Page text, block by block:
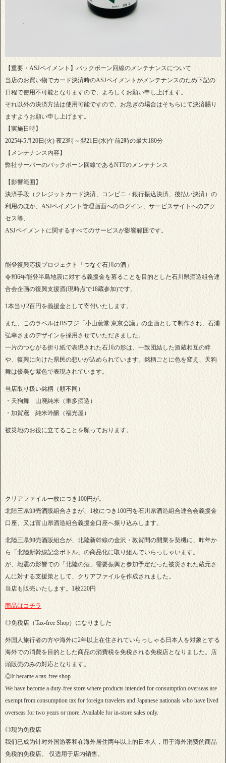
【重要・ASJペイメント】バックボーン回線のメンテナンスについて
当店のお買い物でカード決済時のASJペイメントがメンテナンスのため下記の
日程で使用不可能となりますので、よろしくお願い申し上げます。
それ以外の決済方法は使用可能ですので、お急ぎの場合はそちらにて決済賜り
ますようお願い申し上げます。
【実施日時】
2025年5月20日(火) 夜23時～翌21日(水)午前2時の最大180分
【メンテナンス内容】
弊社サーバーのバックボーン回線であるNTTのメンテナンス
【影響範囲】
決済手段（クレジットカード決済、コンビニ・銀行振込決済、後払い決済）の
利用のほか、ASJペイメント管理画面へのログイン、サービスサイトへのアク
セス等、
ASJペイメントに関するすべてのサービスが影響範囲です。
能登復興応援プロジェクト「つなぐ石川の酒」
令和6年能登半島地震に対する義援金を募ることを目的とした石川県酒造組合連
合会企画の復興支援酒(現時点で18蔵参加)です。
1本当り2百円を義援金として寄付いたします。
また、このラベルはBSフジ「小山薫堂 東京会議」の企画として制作され、石浦
弘幸さまのデザインを採用させていただきました。
一片のつながる折り紙で表現された石川の形は、一致団結した酒蔵相互の絆
や、復興に向けた県民の想いが込められています。銘柄ごとに色を変え、天狗
舞は優美な紫色で表現されています。
当店取り扱い銘柄（順不同）
・天狗舞 山廃純米（車多酒造）
・加賀鳶 純米吟醸（福光屋）
被災地のお役に立てることを願っております。
クリアファイル一枚につき100円が。
北陸三県卸売酒販組合さまが、1枚につき100円を石川県酒造組合連合会義援金
口座、又は富山県酒造組合義援金口座へ振り込みします。
北陸三県卸売酒販組合が、北陸新幹線の金沢・敦賀間の開業を契機に、昨年か
ら「北陸新幹線記念ボトル」の商品化に取り組んでいらっしゃいます。
が、地震の影響での「北陸の酒」需要振興と参加予定だった被災された蔵元さ
んに対する支援策として、クリアファイルを作成されました。
当店も販売いたします。1枚220円
商品はコチラ
◎免税店（Tax-free Shop）になりました
外国人旅行者の方や海外に2年以上在住されていらっしゃる日本人を対象とする
海外での消費を目的とした商品の消費税を免税される免税店となりました。店
頭販売のみの対応となります。
◎It became a tax-free shop
We have become a duty-free store where products intended for consumption overseas are
exempt from consumption tax for foreign travelers and Japanese nationals who have lived
overseas for two years or more. Available for in-store sales only.
◎现为免税店
我们已成为针对外国游客和在海外居住两年以上的日本人，用于海外消费的商品
免税的免税店。 仅适用于店内销售。